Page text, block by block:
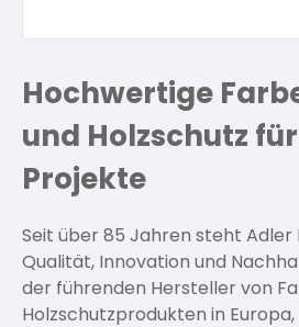
Pflege und Reinigung
Pflege
Anti Schimmelfarbe
Latexfarben
Pflege und Reinigung
Arbeitshandschuhe
Dichtmassen
Farbwalzen
Pinsel und Bürsten
Abdeckmaterial
Arbeitshandschuhe
Dichtmassen
Farbwalzen
Schleifmittel
Hochwertige
und Holzschutz
Projekte
Seit über 85 Jahren steht
Qualität, Innovation und
der führenden Hersteller von
Holzschutzprodukten in